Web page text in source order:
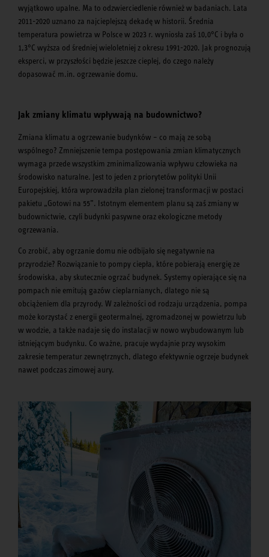
wyjątkowo upalne. Ma to odzwierciedlenie również w badaniach. Lata
2011-2020 uznano za najcieplejszą dekadę w historii. Średnia
temperatura powietrza w Polsce w 2023 r. wyniosła zaś 10,0°C i była o
1,3°C wyższa od średniej wieloletniej z okresu 1991-2020. Jak prognozują
eksperci, w przyszłości będzie jeszcze cieplej, do czego należy
dopasować m.in. ogrzewanie domu.
Jak zmiany klimatu wpływają na budownictwo?
Zmiana klimatu a ogrzewanie budynków – co mają ze sobą
wspólnego? Zmniejszenie tempa postępowania zmian klimatycznych
wymaga przede wszystkim zminimalizowania wpływu człowieka na
środowisko naturalne. Jest to jeden z priorytetów polityki Unii
Europejskiej, która wprowadziła plan zielonej transformacji w postaci
pakietu „Gotowi na 55”. Istotnym elementem planu są zaś zmiany w
budownictwie, czyli budynki pasywne oraz ekologiczne metody
ogrzewania.
Co zrobić, aby ogrzanie domu nie odbijało się negatywnie na
przyrodzie? Rozwiązanie to pompy ciepła, które pobierają energię ze
środowiska, aby skutecznie ogrzać budynek. Systemy opierające się na
pompach nie emitują gazów cieplarnianych, dlatego nie są
obciążeniem dla przyrody. W zależności od rodzaju urządzenia, pompa
może korzystać z energii geotermalnej, zgromadzonej w powietrzu lub
w wodzie, a także nadaje się do instalacji w nowo wybudowanym lub
istniejącym budynku. Co ważne, pracuje wydajnie przy wysokim
zakresie temperatur zewnętrznych, dlatego efektywnie ogrzeje budynek
nawet podczas zimowej aury.